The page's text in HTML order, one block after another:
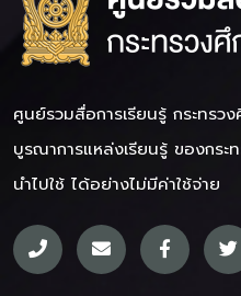
ศูนย์รวมสื่อการเรียนรู้ กระทรว
บูรณาการแหล่งเรียนรู้ ของกระ
นำไปใช้ ได้อย่างไม่มีค่าใช้จ่าย